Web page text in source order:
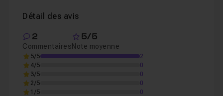
Détail des avis
2
Commentaires
5/5
Note moyenne
5/5
2
4/5
0
3/5
0
2/5
0
1/5
0